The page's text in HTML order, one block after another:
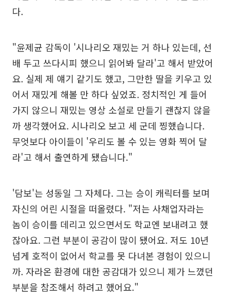
다.
"윤제균 감독이 '시나리오 재밌는 거 하나 있는데, 선
배 두고 쓰다시피 했으니 읽어봐 달라'고 해서 받았어
요. 실제 제 얘기 같기도 했고, 그만한 딸을 키우고 있
어서 재밌게 해볼 만 하다 싶었죠. 정치적인 게 들어
가지 않으니 재밌는 영상 소설로 만들기 괜찮지 않을
까 생각했어요. 시나리오 보고 세 군데 찡했습니다.
무엇보다 아이들이 '우리도 볼 수 있는 영화 찍어 달
라'고 해서 출연하게 됐습니다."
'담보'는 성동일 그 자체다. 그는 승이 캐릭터를 보며
자신의 어린 시절을 떠올렸다. "저는 사채업자라는
놈이 승이를 데리고 있으면서도 학교엔 보내려고 했
잖아요. 그런 부분이 공감이 많이 됐어요. 저도 10년
넘게 호적이 없어서 학교를 못 다녀본 경험이 있으니
까. 자라온 환경에 대한 공감대가 있으니 제가 느꼈던
부분을 참조해서 하려고 했어요."